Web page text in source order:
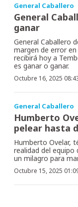
General Caballero
General
ganar
General Caballero
margen de error
recibirá hoy a
es ganar o ganar.
Octubre 16, 2025
General Caballero
Humberto
pelear hasta
Humberto Ovelar,
realidad del equipo
un milagro para
Octubre 15, 2025